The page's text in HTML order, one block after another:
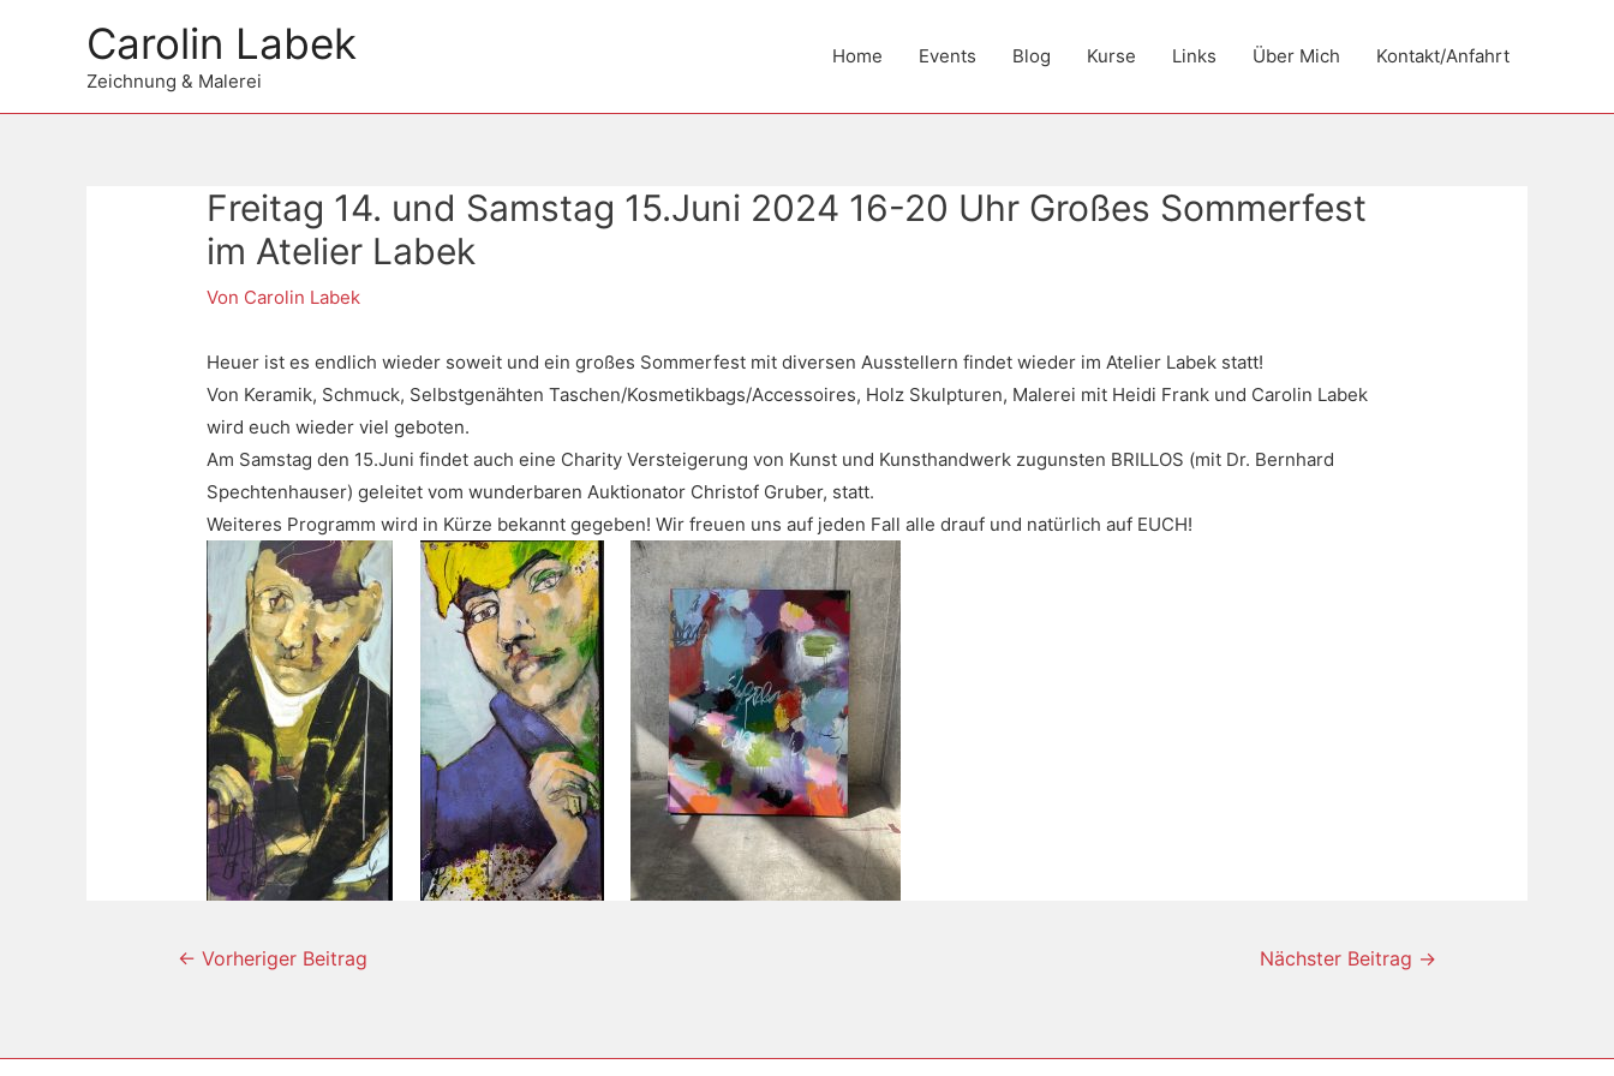
Carolin Labek
Zeichnung & Malerei
Home Events Blog Kurse Links Über Mich Kontakt/Anfahrt
Freitag 14. und Samstag 15.Juni 2024 16-20 Uhr Großes Sommerfest
im Atelier Labek
Von Carolin Labek
Heuer ist es endlich wieder soweit und ein großes Sommerfest mit diversen Ausstellern findet wieder im Atelier Labek statt!
Von Keramik, Schmuck, Selbstgenähten Taschen/Kosmetikbags/Accessoires, Holz Skulpturen, Malerei mit Heidi Frank und Carolin Labek
wird euch wieder viel geboten.
Am Samstag den 15.Juni findet auch eine Charity Versteigerung von Kunst und Kunsthandwerk zugunsten BRILLOS (mit Dr. Bernhard
Spechtenhauser) geleitet vom wunderbaren Auktionator Christof Gruber, statt.
Weiteres Programm wird in Kürze bekannt gegeben! Wir freuen uns auf jeden Fall alle drauf und natürlich auf EUCH!
Beitragsnavigation
← Vorheriger Beitrag Nächster Beitrag →